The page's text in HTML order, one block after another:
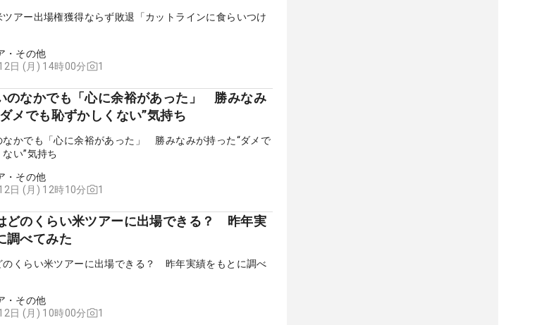
アー出場権獲得ならず敗退「カットラインに食らいつけ
・その他
日 (月) 14時00分
1
のなかでも「心に余裕があった」 勝みなみ
メでも恥ずかしくない”気持ち
なかでも「心に余裕があった」 勝みなみが持った“ダメで
い”気持ち
・その他
日 (月) 12時10分
1
どのくらい米ツアーに出場できる？ 昨年実
調べてみた
のくらい米ツアーに出場できる？ 昨年実績をもとに調べ
・その他
日 (月) 10時00分
1